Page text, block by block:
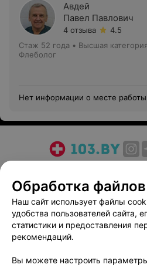
Авдей
Павел Павлович
4 отзыва
4.5
Стаж 52 года • Высшая категория
Флеболог
Нет информации о месте работы
Медицинский маркетинг
Пользовательское
Вакансии
Написать
Персональные
Обработка
Наш сайт использует файлы
удобства пользователей сайта,
статистики и предоставления
рекомендаций.
Вы можете настроить